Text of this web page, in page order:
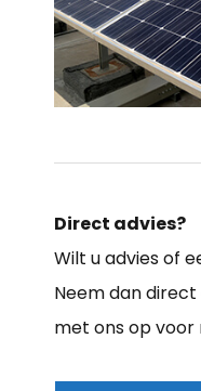
Direct advies?
Wilt u advies of
Neem dan
met ons op